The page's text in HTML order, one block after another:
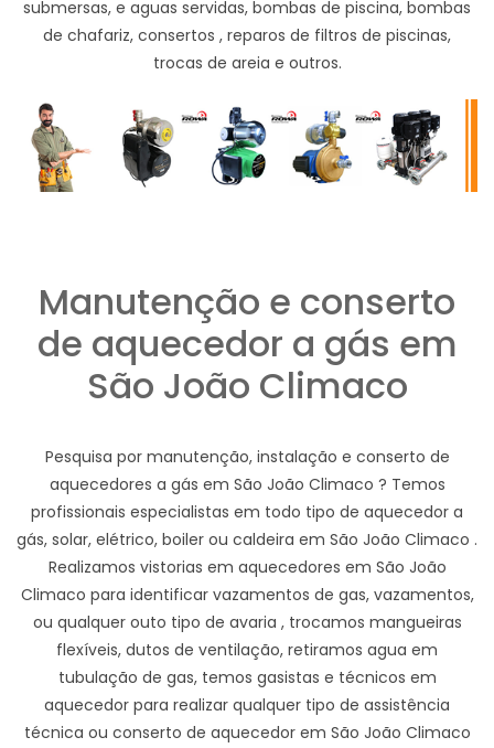
submersas, e aguas servidas, bombas de piscina, bombas
de chafariz, consertos , reparos de filtros de piscinas,
trocas de areia e outros.
Manutenção e conserto
de aquecedor a gás em
São João Climaco
Pesquisa por manutenção, instalação e conserto de
aquecedores a gás em São João Climaco ? Temos
profissionais especialistas em todo tipo de aquecedor a
gás, solar, elétrico, boiler ou caldeira em São João Climaco .
Realizamos vistorias em aquecedores em São João
Climaco para identificar vazamentos de gas, vazamentos,
ou qualquer outo tipo de avaria , trocamos mangueiras
flexíveis, dutos de ventilação, retiramos agua em
tubulação de gas, temos gasistas e técnicos em
aquecedor para realizar qualquer tipo de assistência
técnica ou conserto de aquecedor em São João Climaco